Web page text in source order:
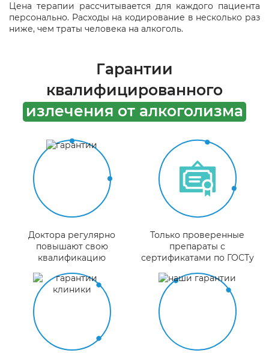
Цена терапии рассчитывается для каждого пациента
персонально. Расходы на кодирование в несколько раз
ниже, чем траты человека на алкоголь.
Гарантии
квалифицированного
излечения от алкоголизма
Доктора регулярно
повышают свою
квалификацию
Только проверенные
препараты с
сертификатами по ГОСТу